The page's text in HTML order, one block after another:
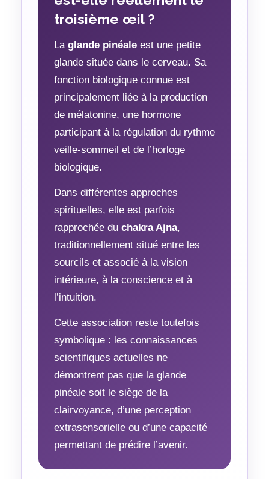
troisième œil ?
La glande pinéale est une petite
glande située dans le cerveau. Sa
fonction biologique connue est
principalement liée à la production
de mélatonine, une hormone
participant à la régulation du rythme
veille-sommeil et de l’horloge
biologique.
Dans différentes approches
spirituelles, elle est parfois
rapprochée du chakra Ajna,
traditionnellement situé entre les
sourcils et associé à la vision
intérieure, à la conscience et à
l’intuition.
Cette association reste toutefois
symbolique : les connaissances
scientifiques actuelles ne
démontrent pas que la glande
pinéale soit le siège de la
clairvoyance, d’une perception
extrasensorielle ou d’une capacité
permettant de prédire l’avenir.